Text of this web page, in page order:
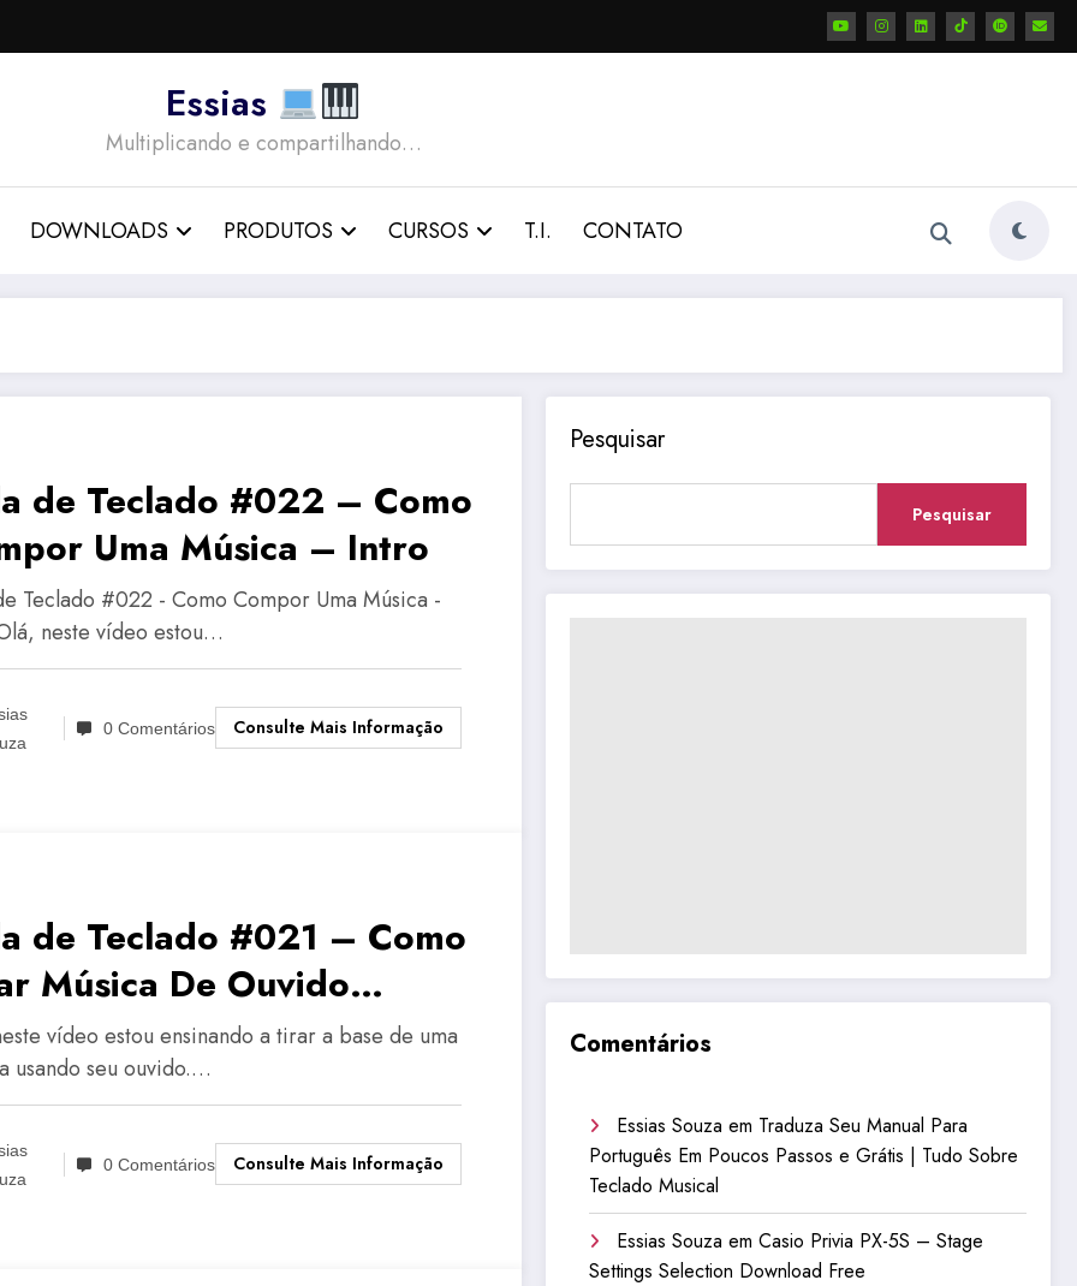
Essias
Multiplicando e compartilhando…
DOWNLOADS PRODUTOS CURSOS T.I. CONTATO
de Teclado #022 – Como
Uma Música – Intro
Teclado #022 - Como Compor Uma Música -
neste vídeo estou…
0 Comentários Consulte Mais Informação
de Teclado #021 – Como
Música De Ouvido
vídeo estou ensinando a tirar a base de uma
usando seu ouvido.…
0 Comentários Consulte Mais Informação
Pesquisar
Pesquisar
Comentários
Essias Souza em Traduza Seu Manual Para
Português Em Poucos Passos e Grátis | Tudo Sobre
Teclado Musical
Essias Souza emCasio Privia PX-5S – Stage
Settings Selection Download Free